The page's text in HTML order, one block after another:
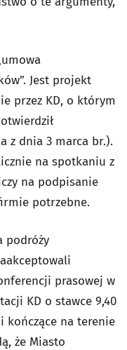
Jest projekt
przez KD, o którym
z dnia 3 marca br.).
na spotkaniu z
na podpisanie
potrzebne.
podróży
prasowej w
KD o stawce 9,40
kończące na terenie
że Miasto